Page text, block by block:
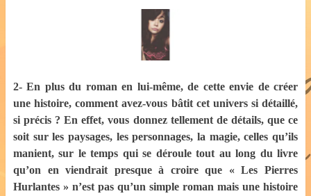
2- En plus du roman en lui-même, de cette envie de créer
une histoire, comment avez-vous bâtit cet univers si détaillé,
si précis ? En effet, vous donnez tellement de détails, que ce
soit sur les paysages, les personnages, la magie, celles qu’ils
manient, sur le temps qui se déroule tout au long du livre
qu’on en viendrait presque à croire que « Les Pierres
Hurlantes » n’est pas qu’un simple roman mais une histoire